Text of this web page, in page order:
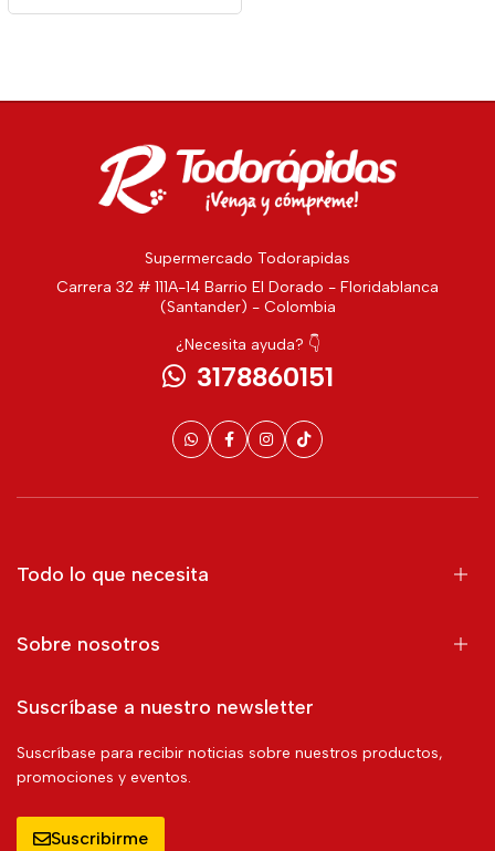
Supermercado Todorapidas
Carrera 32 # 111A-14 Barrio El Dorado - Floridablanca
(Santander) - Colombia
¿Necesita ayuda? 👇
3178860151
Todo lo que necesita
Sobre nosotros
Suscríbase a nuestro newsletter
Suscríbase para recibir noticias sobre nuestros productos,
promociones y eventos.
Suscribirme